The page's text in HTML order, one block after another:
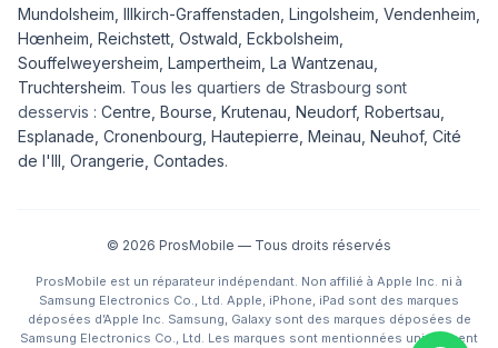
Mundolsheim Illkirch-Graffenstaden Lingolsheim Vendenheim
Hœnheim Reichstett Ostwald Eckbolsheim
Souffelweyersheim, Lampertheim, La Wantzenau,
Truchtersheim. Tous les quartiers de Strasbourg sont
desservis : Centre, Bourse, Krutenau, Neudorf, Robertsau,
Esplanade, Cronenbourg, Hautepierre, Meinau, Neuhof, Cité
de l'Ill, Orangerie, Contades.
© 2026 ProsMobile — Tous droits réservés
ProsMobile est un réparateur indépendant. Non affilié à Apple Inc. ni à
Samsung Electronics Co., Ltd. Apple, iPhone, iPad sont des marques
déposées d’Apple Inc. Samsung, Galaxy sont des marques déposées de
Samsung Electronics Co., Ltd. Les marques sont mentionnées uniquement